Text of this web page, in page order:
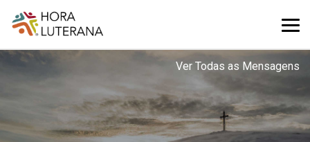
Ver Todas as Mensagens